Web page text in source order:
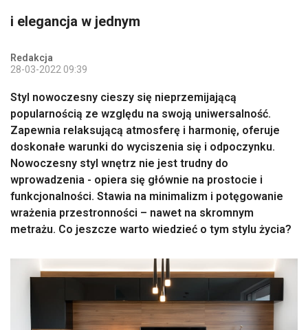
i elegancja w jednym
Redakcja
28-03-2022 09:39
Styl nowoczesny cieszy się nieprzemijającą
popularnością ze względu na swoją uniwersalność.
Zapewnia relaksującą atmosferę i harmonię, oferuje
doskonałe warunki do wyciszenia się i odpoczynku.
Nowoczesny styl wnętrz nie jest trudny do
wprowadzenia - opiera się głównie na prostocie i
funkcjonalności. Stawia na minimalizm i potęgowanie
wrażenia przestronności – nawet na skromnym
metrażu. Co jeszcze warto wiedzieć o tym stylu życia?